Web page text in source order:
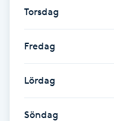
HIFU
Hollywood Peel
Hot Stone Massage
Hot yoga
Torsdag
Fredag
Lördag
Söndag